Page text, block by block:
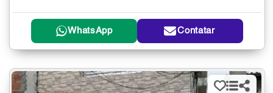
WhatsApp Contatar